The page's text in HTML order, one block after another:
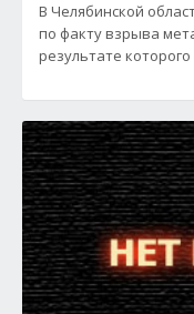
В Челябинской
по факту взрыва
результате